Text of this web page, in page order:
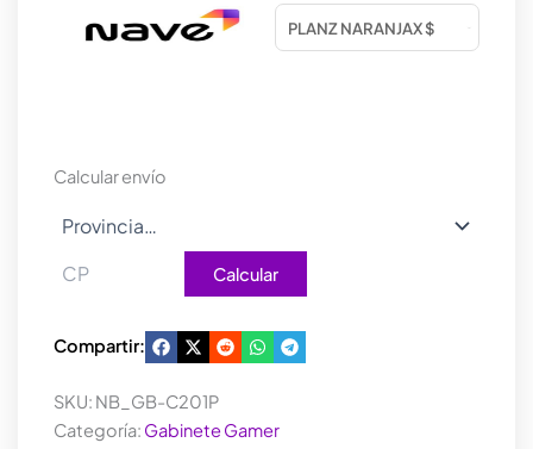
Calcular envío
Calcular
Compartir:
SKU: NB_GB-C201P
Categoría: Gabinete Gamer